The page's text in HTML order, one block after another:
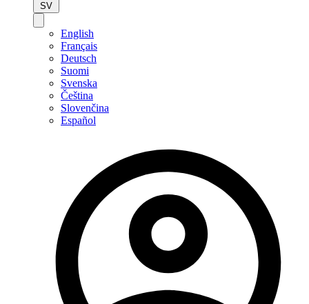
SV
English
Français
Deutsch
Suomi
Svenska
Čeština
Slovenčina
Español